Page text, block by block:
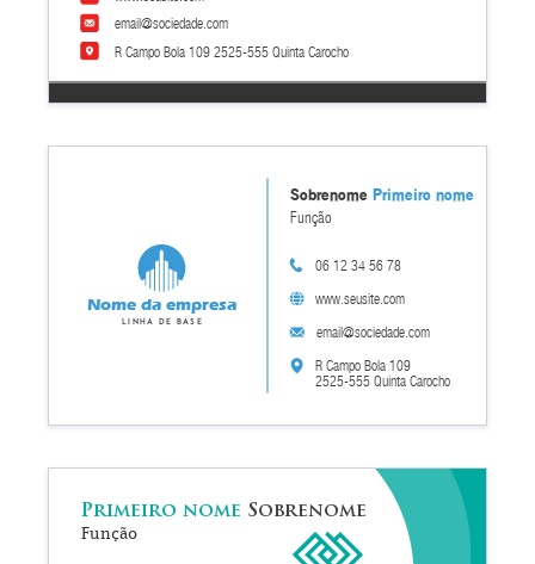
R Campo Bola 109 2525-555 Quinta Carocho
email@sociedade.com
email@sociedade.com
R Campo Bola 109
2525-555 Quinta Carocho
06 12 34 56 78
www.seusite.com
Função
Sobrenome Primeiro nome
Nome da empresa
Linha de base
Função
Primeiro nome Sobrenome